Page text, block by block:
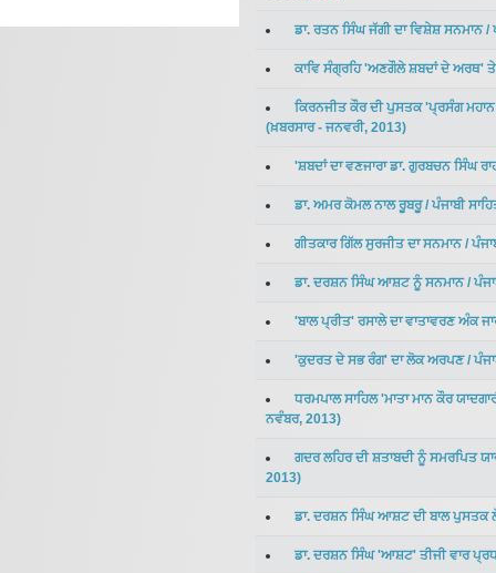
ਡਾ. ਰਤਨ ਸਿੰਘ ਜੱਗੀ ਦਾ ਵਿਸ਼ੇਸ਼ ਸਨਮਾਨ/
ਕਾਵਿ ਸੰਗ੍ਰਹਿ 'ਅਣਗੌਲੇ ਸ਼ਬਦਾਂ ਦੇ ਅਰਥ'
ਕਿਰਨਜੀਤ ਕੌਰ ਦੀ ਪੁਸਤਕ 'ਪ੍ਰਸੰਗ ਮਹਾਨ
(ਖ਼ਬਰਸਾਰ- ਜਨਵਰੀ, 2013)
'ਸ਼ਬਦਾਂ ਦਾ ਵਣਜਾਰਾ ਡਾ. ਗੁਰਬਚਨ ਸਿੰਘ
ਡਾ. ਅਮਰ ਕੋਮਲ ਨਾਲ ਰੂਬਰੂ/ ਪੰਜਾਬੀ
ਗੀਤਕਾਰ ਗਿੱਲ ਸੁਰਜੀਤ ਦਾ ਸਨਮਾਨ/
ਡਾ. ਦਰਸ਼ਨ ਸਿੰਘ ਆਸ਼ਟ ਨੂੰ ਸਨਮਾਨ/
'ਬਾਲ ਪ੍ਰੀਤ' ਰਸਾਲੇ ਦਾ ਵਾਤਾਵਰਣ ਅੰਕ
'ਕੁਦਰਤ ਦੇ ਸਭ ਰੰਗ' ਦਾ ਲੋਕ ਅਰਪਣ/
ਧਰਮਪਾਲ ਸਾਹਿਲ 'ਮਾਤਾ ਮਾਨ ਕੌਰ
ਨਵੰਬਰ, 2013)
ਗਦਰ ਲਹਿਰ ਦੀ ਸ਼ਤਾਬਦੀ ਨੂੰ ਸਮਰਪਿਤ
2013)
ਡਾ. ਦਰਸ਼ਨ ਸਿੰਘ ਆਸ਼ਟ ਦੀ ਬਾਲ ਪੁਸਤਕ
ਡਾ. ਦਰਸ਼ਨ ਸਿੰਘ 'ਆਸ਼ਟ' ਤੀਜੀ ਵਾਰ